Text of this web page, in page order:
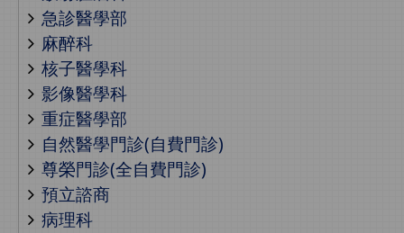
急診醫學部
麻醉科
核子醫學科
影像醫學科
重症醫學部
自然醫學門診(自費門診)
尊榮門診(全自費門診)
預立諮商
病理科